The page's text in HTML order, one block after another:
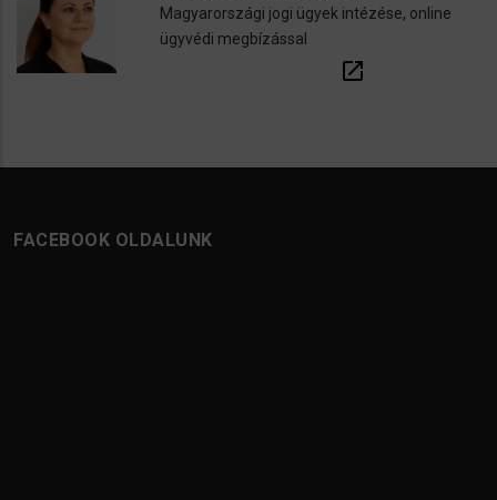
Magyarországi jogi ügyek intézése, online
ügyvédi megbízással
open_in_new
FACEBOOK OLDALUNK